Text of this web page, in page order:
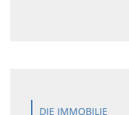
DIE IMMOBILIE